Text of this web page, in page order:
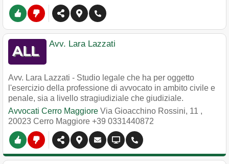
Avv. Lara Lazzati
Avv. Lara Lazzati - Studio legale che ha per oggetto
l'esercizio della professione di avvocato in ambito civile e
penale, sia a livello stragiudiziale che giudiziale.
Avvocati Cerro Maggiore Via Gioacchino Rossini, 11 ,
20023 Cerro Maggiore +39 0331440872